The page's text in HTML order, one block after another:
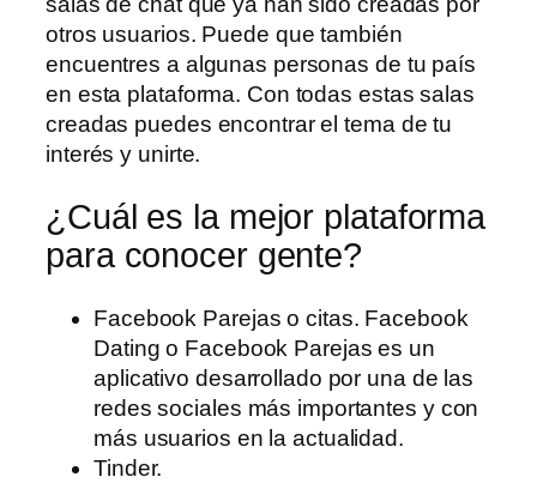
otros usuarios. Puede que también
encuentres a algunas personas de tu país
en esta plataforma. Con todas estas salas
creadas puedes encontrar el tema de tu
interés y unirte.
¿Cuál es la mejor plataforma
para conocer gente?
Facebook Parejas o citas. Facebook
Dating o Facebook Parejas es un
aplicativo desarrollado por una de las
redes sociales más importantes y con
más usuarios en la actualidad.
Tinder.